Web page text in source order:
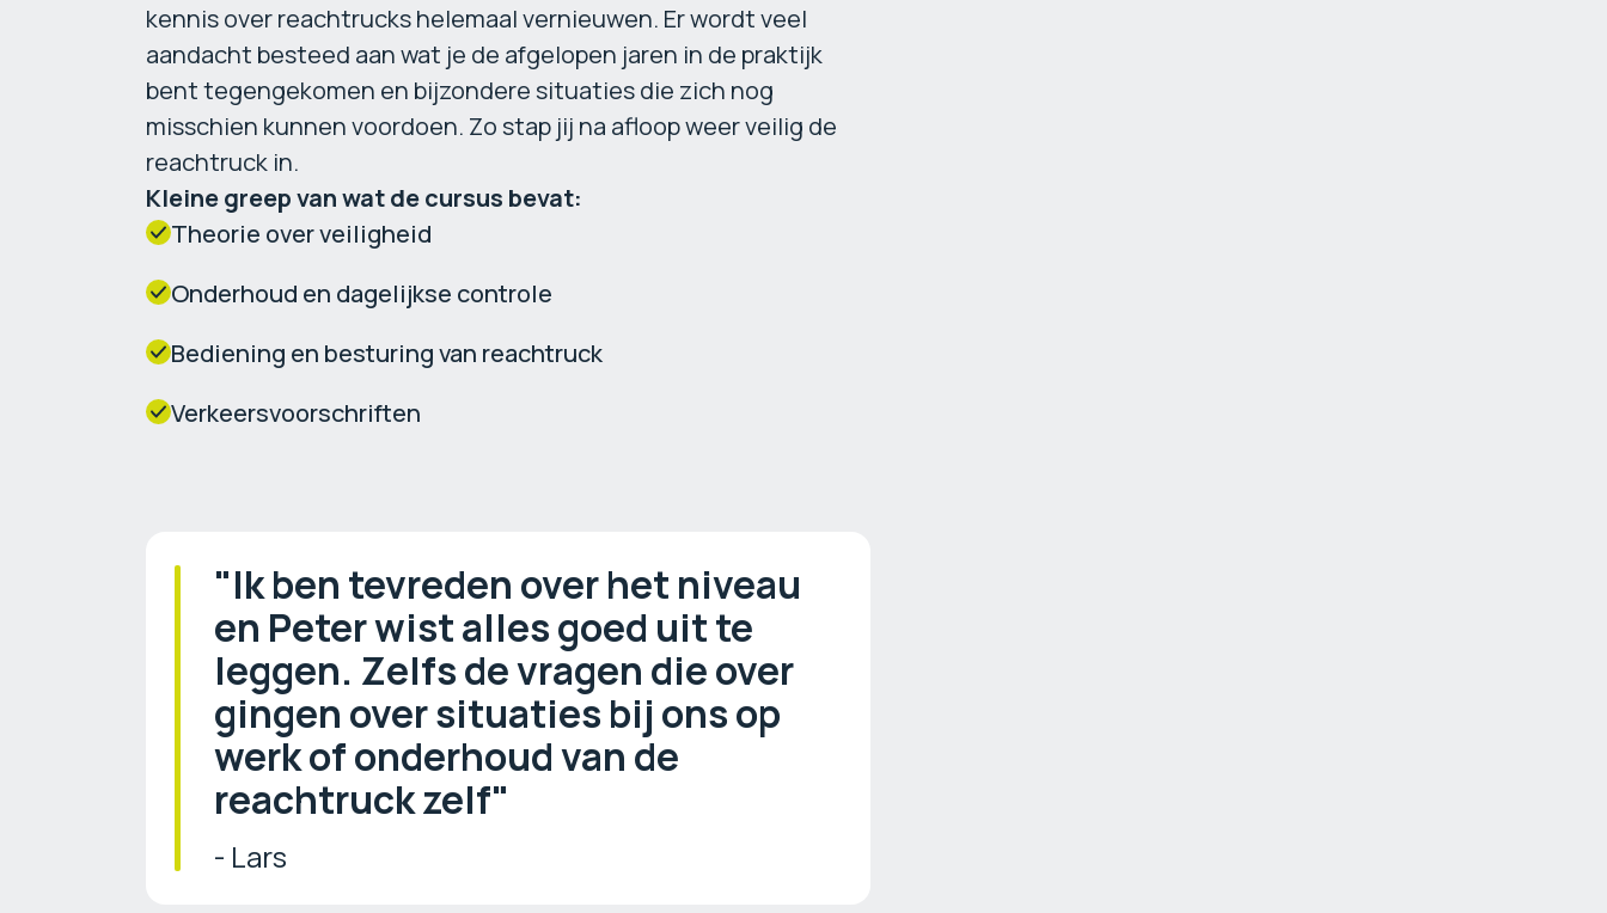
kennis over reachtrucks helemaal vernieuwen. Er wordt veel
aandacht besteed aan wat je de afgelopen jaren in de praktijk
bent tegengekomen en bijzondere situaties die zich nog
misschien kunnen voordoen. Zo stap jij na afloop weer veilig de
reachtruck in.
Kleine greep van wat de cursus bevat:
Theorie over veiligheid
Onderhoud en dagelijkse controle
Bediening en besturing van reachtruck
Verkeersvoorschriften
"Ik ben tevreden over het niveau
en Peter wist alles goed uit te
leggen. Zelfs de vragen die over
gingen over situaties bij ons op
werk of onderhoud van de
reachtruck zelf"
- Lars